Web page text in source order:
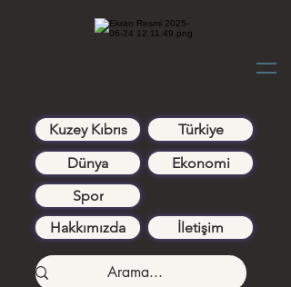
Kuzey Kıbrıs
Türkiye
Dünya
Ekonomi
Spor
Hakkımızda
İletişim